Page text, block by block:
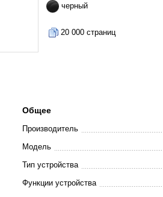
черный
20 000 страниц
Общее
Производитель
Модель
Тип устройства
Функции устройства